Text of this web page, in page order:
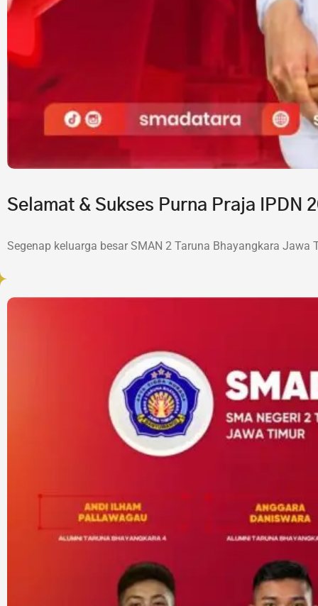
Selamat & Sukses Purna Praja IPDN
Segenap keluarga besar SMAN 2 Taruna Bhayangkara Jawa